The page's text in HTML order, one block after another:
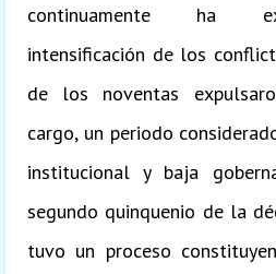
continuamente ha
intensificación de los
de los noventas
cargo, un periodo
institucional y baja
segundo quinquenio de la
tuvo un proceso